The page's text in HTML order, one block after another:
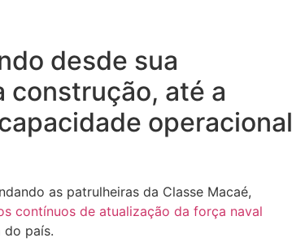
desde sua
construção, até a
operacional
as patrulheiras da Classe Macaé,
contínuos de atualização da força naval
do país.